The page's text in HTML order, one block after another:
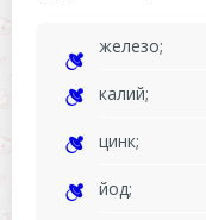
железо;
калий;
цинк;
йод;